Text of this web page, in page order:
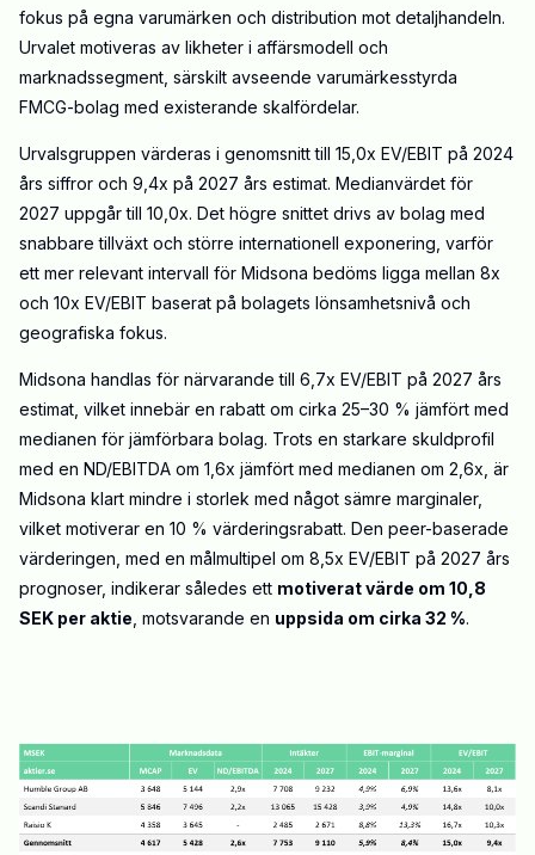
fokus på egna varumärken och distribution mot detaljhandeln.
Urvalet motiveras av likheter i affärsmodell och
marknadssegment, särskilt avseende varumärkesstyrda
FMCG-bolag med existerande skalfördelar.
Urvalsgruppen värderas i genomsnitt till 15,0x EV/EBIT på 2024
års siffror och 9,4x på 2027 års estimat. Medianvärdet för
2027 uppgår till 10,0x. Det högre snittet drivs av bolag med
snabbare tillväxt och större internationell exponering, varför
ett mer relevant intervall för Midsona bedöms ligga mellan 8x
och 10x EV/EBIT baserat på bolagets lönsamhetsnivå och
geografiska fokus.
Midsona handlas för närvarande till 6,7x EV/EBIT på 2027 års
estimat, vilket innebär en rabatt om cirka 25–30 % jämfört med
medianen för jämförbara bolag. Trots en starkare skuldprofil
med en ND/EBITDA om 1,6x jämfört med medianen om 2,6x, är
Midsona klart mindre i storlek med något sämre marginaler,
vilket motiverar en 10 % värderingsrabatt. Den peer-baserade
värderingen, med en målmultipel om 8,5x EV/EBIT på 2027 års
prognoser, indikerar således ett motiverat värde om 10,8
SEK per aktie , motsvarande en uppsida om cirka 32 %.